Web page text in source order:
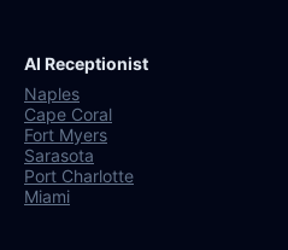
AI Receptionist
Naples
Cape Coral
Fort Myers
Sarasota
Port Charlotte
Miami